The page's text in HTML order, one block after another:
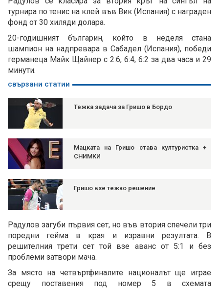
турнира по тенис на клей във Вик (Испания) с награден
фонд от 30 хиляди долара.
20-годишният българин, който в неделя стана
шампион на надпревара в Сабадел (Испания), победи
германеца Майк Щайнер с 2:6, 6:4, 6:2 за два часа и 29
минути.
свързани статии
Тежка задача за Гришо в Бордо
Мацката на Гришо става културистка +
СНИМКИ
Гришо взе тежко решение
Радулов загуби първия сет, но във втория спечели три
поредни гейма в края и изравни резултата. В
решителния трети сет той взе аванс от 5:1 и без
проблеми затвори мача.
За място на четвъртфиналите националът ще играе
срещу поставения под номер 5 в схемата